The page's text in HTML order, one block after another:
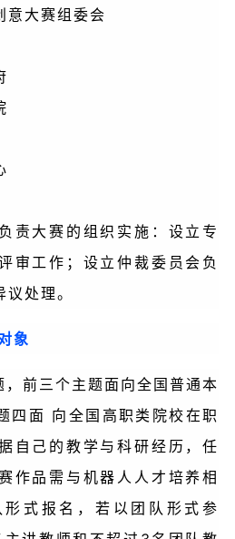
意大赛组委会
责大赛的组织实施：设立专
审 工作；设立仲裁委员会负
议处理。
象
，前三个主题面向全国普通本
四面 向全国高职类院校在职
自己的教学与科研经历，任
作品需与机器人人才培养相
式报名，若以团队形式参